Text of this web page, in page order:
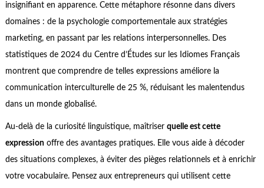
insignifiant en apparence. Cette métaphore résonne dans divers
domaines : de la psychologie comportementale aux stratégies
marketing, en passant par les relations interpersonnelles. Des
statistiques de 2024 du Centre d’Études sur les Idiomes Français
montrent que comprendre de telles expressions améliore la
communication interculturelle de 25 %, réduisant les malentendus
dans un monde globalisé.
Au-delà de la curiosité linguistique, maîtriser quelle est cette
expressionoffre des avantages pratiques. Elle vous aide à décoder
des situations complexes, à éviter des pièges relationnels et à enrichir
votre vocabulaire. Pensez aux entrepreneurs qui utilisent cette